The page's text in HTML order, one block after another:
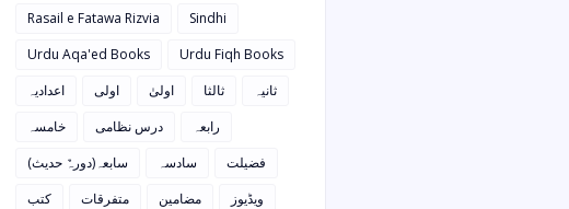
Rasail e Fatawa Rizvia
Sindhi
Urdu Aqa'ed Books
Urdu Fiqh Books
اعدادیہ
اولی اولیٰ ثالثا
ثانیہ
خامسہ
درس نظامی
رابعہ
سابعہ(دورہٌ حدیث)
سادسہ
فضیلت
کتب
متفرقات مضامین ویڈیوز